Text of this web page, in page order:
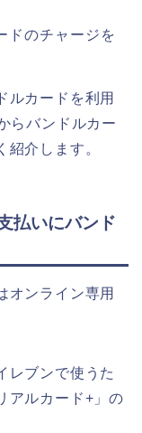
ドのチャージを
ルカードを利用
らバンドルカー
紹介します。
払いにバンド
オンライン専用
レブンで使うた
アルカード+」の